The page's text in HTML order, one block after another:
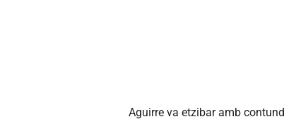
Aguirre va etzibar amb